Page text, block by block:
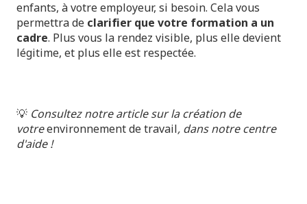
enfants, à votre employeur, si besoin. Cela vous
permettra de clarifier que votre formation a un
cadre. Plus vous la rendez visible, plus elle devient
légitime, et plus elle est respectée.
💡 Consultez notre article sur la création de
votreenvironnement de travail, dans notre centre
d'aide !